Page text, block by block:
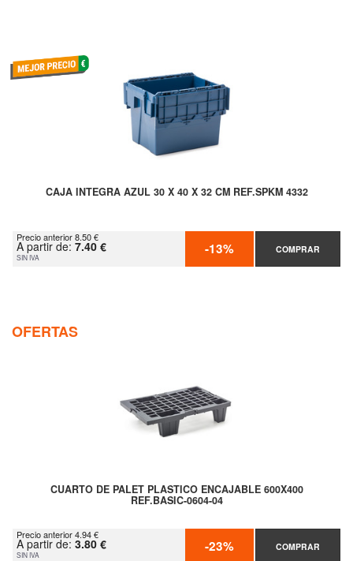
CAJA INTEGRA AZUL 30 X 40 X 32 CM REF.SPKM 4332
Precio anterior 8.50 €
A partir de: 7.40 €
SIN IVA -13% COMPRAR
OFERTAS
CUARTO DE PALET PLASTICO ENCAJABLE 600X400
REF.BASIC-0604-04
Precio anterior 4.94 €
A partir de: 3.80 €
SIN IVA -23% COMPRAR